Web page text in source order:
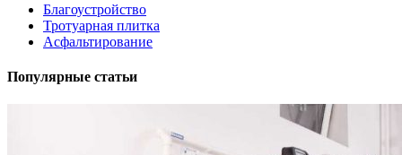
Благоустройство
Тротуарная плитка
Асфальтирование
Популярные статьи